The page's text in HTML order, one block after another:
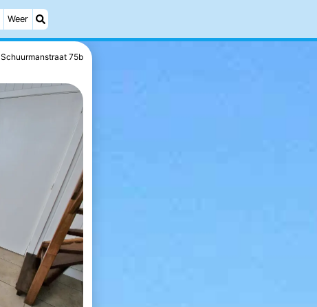
Weer
Schuurmanstraat 75b